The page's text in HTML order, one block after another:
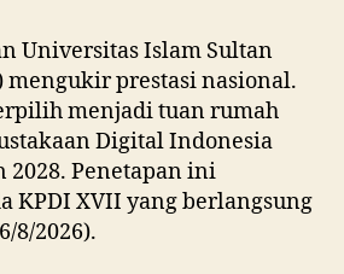
Universitas Islam Sultan
mengukir prestasi nasional.
menjadi tuan rumah
Digital Indonesia
2028. Penetapan ini
KPDI XVII yang berlangsung
8/2026).